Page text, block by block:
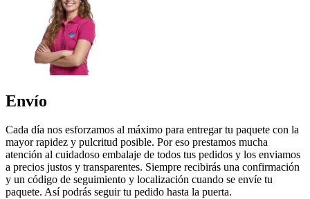
Envío
Cada día nos esforzamos al máximo para entregar tu paquete con la
mayor rapidez y pulcritud posible. Por eso prestamos mucha
atención al cuidadoso embalaje de todos tus pedidos y los enviamos
a precios justos y transparentes. Siempre recibirás una confirmación
y un código de seguimiento y localización cuando se envíe tu
paquete. Así podrás seguir tu pedido hasta la puerta.